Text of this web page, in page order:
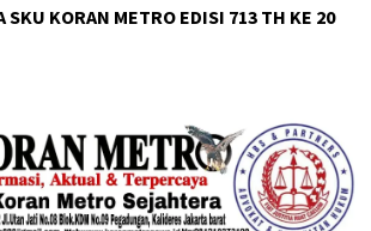
SKU KORAN METRO EDISI 713 TH KE 20